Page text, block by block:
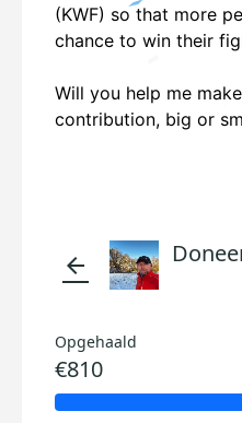
(KWF) so that more
chance to win their
Will you help me
contribution, big or
arrow_back
Opgehaald
€810